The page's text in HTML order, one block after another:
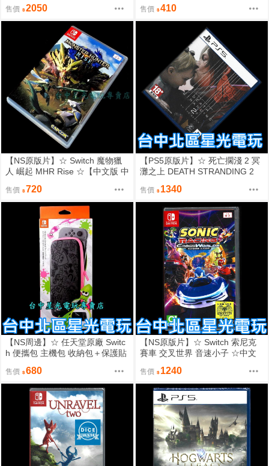
售價 2050 售價 410
【NS原版片】☆ Switch 魔物獵
人 崛起 MHR Rise ☆【中文版 中
售價 720
【PS5原版片】☆ 死亡擱淺 2 冥
灘之上 DEATH STRANDING 2
玩
售價 1340
【NS周邊】☆ 任天堂原廠 Switc
h 便攜包 主機包 收納包＋保護貼
光】
售價 680
【NS原版片】☆ Switch 索尼克
賽車 交叉世界 音速小子 ☆中文
售價 1240